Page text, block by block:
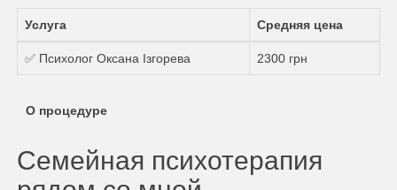
Услуга Средняя цена
✅ Психолог Оксана Ізгорева 2300 грн
О процедуре
Семейная психотерапия